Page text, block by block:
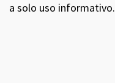
a solo uso informativo.